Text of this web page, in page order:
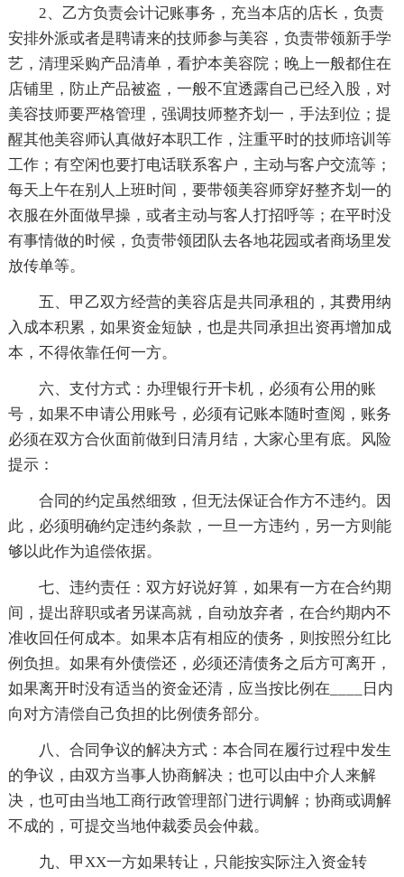
2、乙方负责会计记账事务，充当本店的店长，负责
安排外派或者是聘请来的技师参与美容，负责带领新手学
艺，清理采购产品清单，看护本美容院；晚上一般都住在
店铺里，防止产品被盗，一般不宜透露自己已经入股，对
美容技师要严格管理，强调技师整齐划一，手法到位；提
醒其他美容师认真做好本职工作，注重平时的技师培训等
工作；有空闲也要打电话联系客户，主动与客户交流等；
每天上午在别人上班时间，要带领美容师穿好整齐划一的
衣服在外面做早操，或者主动与客人打招呼等；在平时没
有事情做的时候，负责带领团队去各地花园或者商场里发
放传单等。
五、甲乙双方经营的美容店是共同承租的，其费用纳
入成本积累，如果资金短缺，也是共同承担出资再增加成
本，不得依靠任何一方。
六、支付方式：办理银行开卡机，必须有公用的账
号，如果不申请公用账号，必须有记账本随时查阅，账务
必须在双方合伙面前做到日清月结，大家心里有底。风险
提示：
合同的约定虽然细致，但无法保证合作方不违约。因
此，必须明确约定违约条款，一旦一方违约，另一方则能
够以此作为追偿依据。
七、违约责任：双方好说好算，如果有一方在合约期
间，提出辞职或者另谋高就，自动放弃者，在合约期内不
准收回任何成本。如果本店有相应的债务，则按照分红比
例负担。如果有外债偿还，必须还清债务之后方可离开，
如果离开时没有适当的资金还清，应当按比例在____日内
向对方清偿自己负担的比例债务部分。
八、合同争议的解决方式：本合同在履行过程中发生
的争议，由双方当事人协商解决；也可以由中介人来解
决，也可由当地工商行政管理部门进行调解；协商或调解
不成的，可提交当地仲裁委员会仲裁。
九、甲XX一方如果转让，只能按实际注入资金转